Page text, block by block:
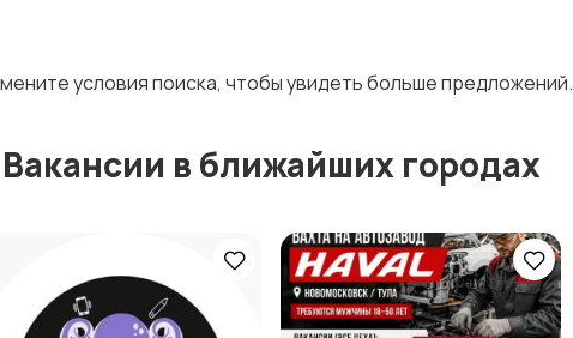
условия поиска, чтобы увидеть больше предложений.
Вакансии в ближайших городах